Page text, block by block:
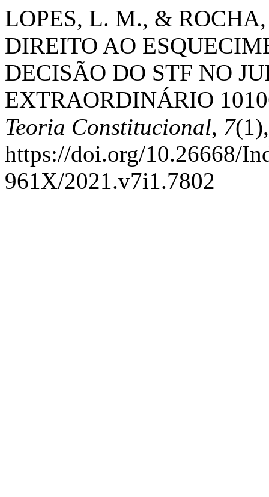
LOPES, L. M., &
DIREITO AO
DECISÃO DO STF NO
EXTRAORDINÁRIO
Teoria Constitucional, 7
https://doi.org/10.26668/
961X/2021.v7i1.7802